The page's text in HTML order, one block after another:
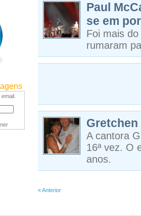
Paul
se em
Foi mais
rumaram
Gretchen
A cantora
16ª vez. O
anos.
« Anterior